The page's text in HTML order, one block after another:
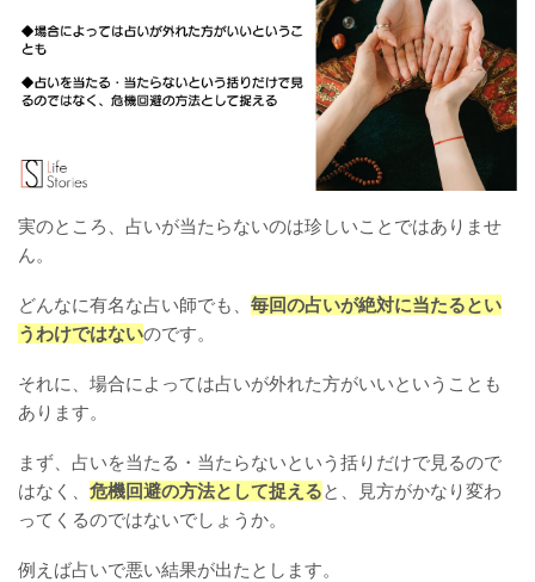
実のところ、占いが当たらないのは珍しいことではありませ
ん。
どんなに有名な占い師でも、 毎回の占いが絶対に当たるとい
うわけではないのです。
それに、場合によっては占いが外れた方がいいということも
あります。
まず、占いを当たる・当たらないという括りだけで見るので
はなく、 危機回避の方法として捉えると、見方がかなり変わ
ってくるのではないでしょうか。
例えば占いで悪い結果が出たとします。